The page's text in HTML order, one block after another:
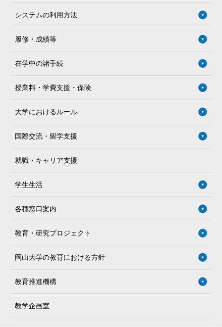
システムの利用方法
履修・成績等
在学中の諸手続
授業料・学費支援・保険
大学におけるルール
国際交流・留学支援
就職・キャリア支援
学生生活
各種窓口案内
教育・研究プロジェクト
岡山大学の教育における方針
教育推進機構
教学企画室